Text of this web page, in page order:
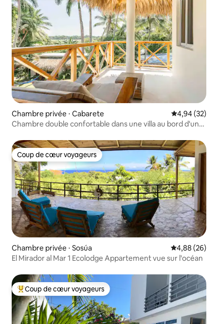
Chambre privée ⋅ Cabarete Évaluation
4,94 (32)
Chambre double confortable dans une villa au bord d'un
Coup de cœur voyageurs
Coup de cœur voyageurs
Chambre privée ⋅ Sosúa Évaluation
4,88 (26)
El Mirador al Mar 1 Ecolodge Appartement vue sur l'océan
Coups de cœur voyageurs les plus appréciés
Coup de cœur voyageurs